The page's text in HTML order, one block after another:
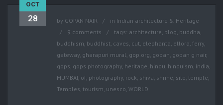
OCT
28 by GOPAN NAIR in Indian architecture & Heritage
9 comments
tags: architecture, blog, buddha,
buddhism, buddhist, caves, cut, elephanta, ellora, ferry,
gateway, gharapuri mural, gop.org, gopan, gopan g nair,
gops, gops photography, heritage, hindu, hinduism, india,
MUMBAI, of, photography, rock, shiva, shrine, site, temple,
Temples, tourism, unesco, WORLD